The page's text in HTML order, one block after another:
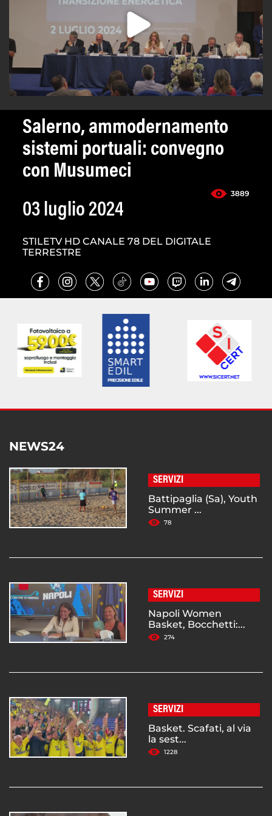
Salerno, ammodernamento
sistemi portuali: convegno
con Musumeci
3889
03 luglio 2024
STILETV HD CANALE 78 DEL DIGITALE
TERRESTRE
NEWS24
SERVIZI
Battipaglia (Sa), Youth
Summer ...
78
SERVIZI
Napoli Women
Basket, Bocchetti:...
274
SERVIZI
Basket. Scafati, al via
la sest...
1228